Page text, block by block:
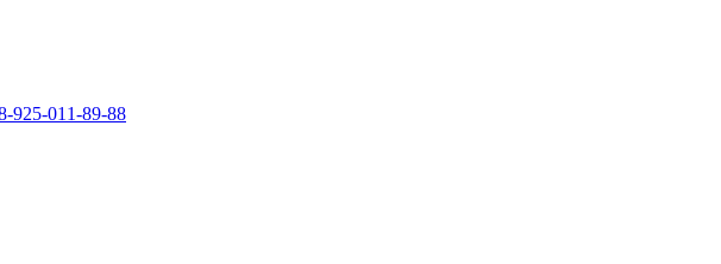
925-011-89-88